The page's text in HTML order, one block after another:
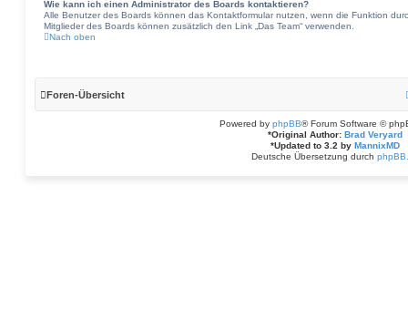
Wie kann ich einen Administrator des Boards kontaktieren?
Alle Benutzer des Boards können das Kontaktformular nutzen, wenn die Funktion
Mitglieder des Boards können zusätzlich den Link „Das Team“ verwenden.
Nach oben
Foren-Übersicht
Powered by phpBB® Forum Software ©
*Original Author: Brad Veryard
*Updated to 3.2 by MannixMD
Deutsche Übersetzung durch